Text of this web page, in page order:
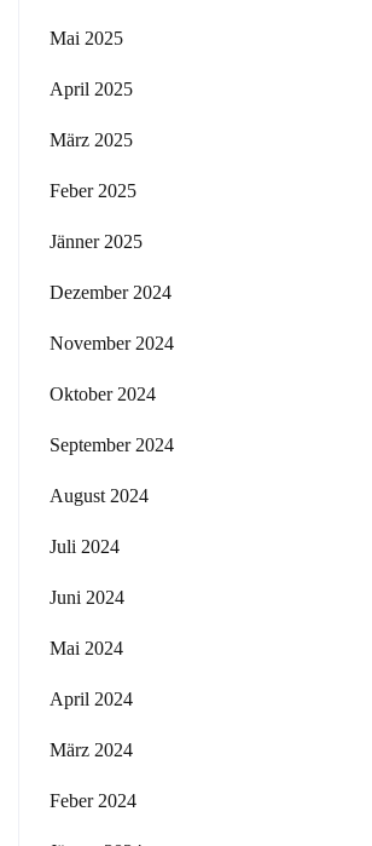
Mai 2025
April 2025
März 2025
Feber 2025
Jänner 2025
Dezember 2024
November 2024
Oktober 2024
September 2024
August 2024
Juli 2024
Juni 2024
Mai 2024
April 2024
März 2024
Feber 2024